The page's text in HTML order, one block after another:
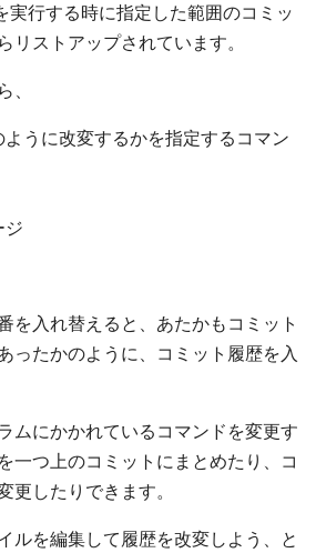
実行する時に指定した範囲のコミッ
リストアップされています。
、
うに改変するかを指定するコマン
ジ
を入れ替えると、あたかもコミット
ったかのように、コミット履歴を入
ムにかかれているコマンドを変更す
一つ上のコミットにまとめたり、コ
更したりできます。
ルを編集して履歴を改変しよう、と